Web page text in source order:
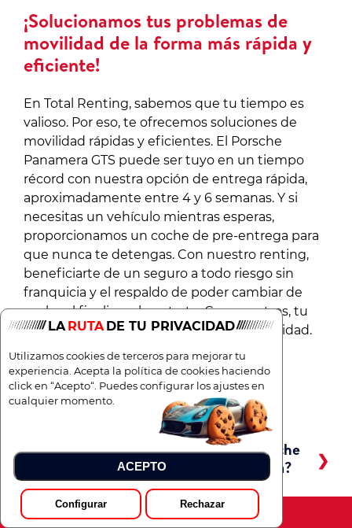
¡Solucionamos tus problemas de
movilidad de la forma más rápida y
eficiente!
En Total Renting, sabemos que tu tiempo es
valioso. Por eso, te ofrecemos soluciones de
movilidad rápidas y eficientes. El Porsche
Panamera GTS puede ser tuyo en un tiempo
récord con nuestra opción de entrega rápida,
aproximadamente entre 4 y 6 semanas. Y si
necesitas un vehículo mientras esperas,
proporcionamos un coche de pre-entrega para
que nunca te detengas. Con nuestro renting,
beneficiarte de un seguro a todo riesgo sin
franquicia y el respaldo de poder cambiar de
coche al finalizar el contrato. Con nosotros, tu
satisfacción y movilidad son nuestra prioridad.
Preguntas frecuentes
¿Qué ventajas tiene el renting del Porsche
Panamera GTS con respecto a la compra?
LA RUTA DE TU PRIVACIDAD
Utilizamos cookies de terceros para mejorar tu
experiencia. Acepta la política de cookies haciendo
click en “Acepto“. Puedes configurar los ajustes en
cualquier momento.
ACEPTO
Configurar Rechazar